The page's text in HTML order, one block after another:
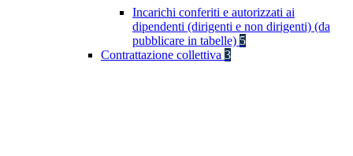
Incarichi conferiti e autorizzati ai
dipendenti (dirigenti e non dirigenti) (da
pubblicare in tabelle) 5
Contrattazione collettiva 3